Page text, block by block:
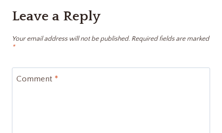
Leave a Reply
Your email address will not be published. Required fields are marked
*
Comment *